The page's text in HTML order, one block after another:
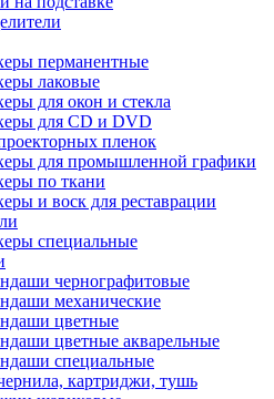
перманентные
лаковые
для окон и стекла
для CD и DVD
пленок
для промышленной графики
по ткани
и воск для реставрации
специальные
чернографитовые
механические
цветные
цветные акварельные
специальные
картриджи, тушь